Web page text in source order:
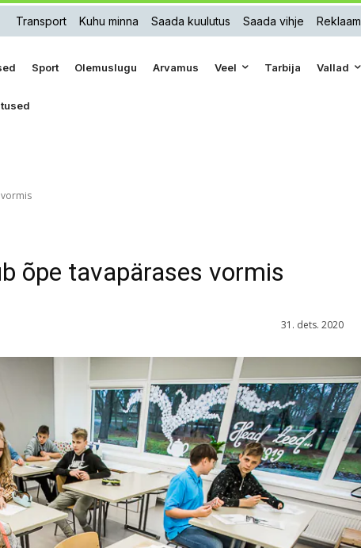
Transport Kuhu minna Saada kuulutus Saada vihje Reklaam
Sport Olemuslugu Arvamus Veel Tarbija Vallad
õpe tavapärases vormis
31. dets. 2020